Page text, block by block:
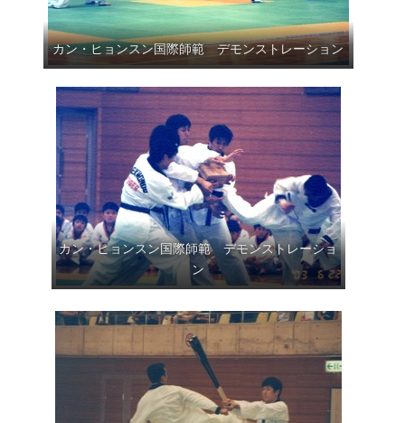
カン・ヒョンスン国際師範 デモンストレーション
カン・ヒョンスン国際師範 デモンストレーショ
ン